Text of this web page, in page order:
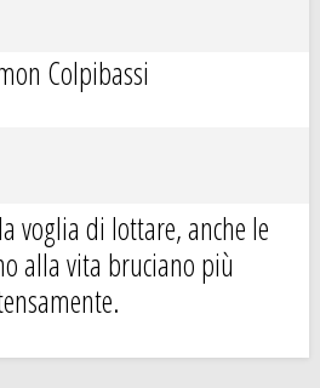
Colpibassi
voglia di lottare, anche le
alla vita bruciano più